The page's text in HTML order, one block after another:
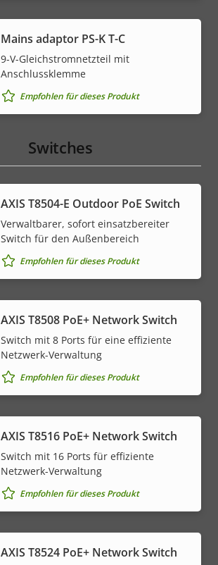
Mains adaptor PS-K T-C
9-V-Gleichstromnetzteil mit
Anschlussklemme
Empfohlen für dieses Produkt
Switches
AXIS T8504-E Outdoor PoE Switch
Verwaltbarer, sofort einsatzbereiter
Switch für den Außenbereich
Empfohlen für dieses Produkt
AXIS T8508 PoE+ Network Switch
Switch mit 8 Ports für eine effiziente
Netzwerk-Verwaltung
Empfohlen für dieses Produkt
AXIS T8516 PoE+ Network Switch
Switch mit 16 Ports für effiziente
Netzwerk-Verwaltung
Empfohlen für dieses Produkt
AXIS T8524 PoE+ Network Switch